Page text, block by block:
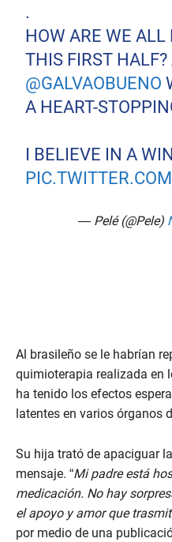
.
HOW ARE WE ALL
THIS FIRST
@GALVAOBUENO
A HEART-
I BELIEVE IN A
— Pelé (@Pele)
Al brasileño se le habrían
quimioterapia realizada en
ha tenido los efectos
latentes en varios órganos
Su hija trató de apaciguar
mensaje. “Mi padre está
medicación. No hay
el apoyo y amor que
por medio de una